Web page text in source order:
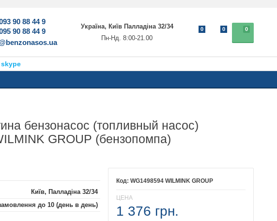
90 88 44 9
90 88 44 9
Україна, Київ Палладіна 32/34
Пн-Нд. 8:00-21.00
0
0 0
skype
бензонасос (топливный насос)
GROUP (бензопомпа)
WG1498594 WILMINK GROUP
ЦЕНА
1 376 грн.
Київ, Палладіна 32/34
до 10 (день в день)